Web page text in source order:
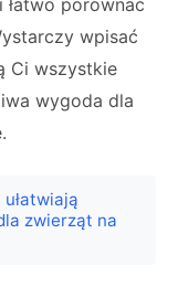
wpisać
Ci wszystkie
wygoda dla
zwierząt na